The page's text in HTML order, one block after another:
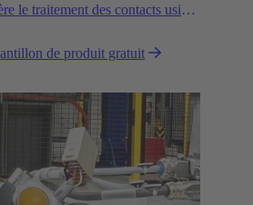
le traitement des contacts usinés
de produit gratuit